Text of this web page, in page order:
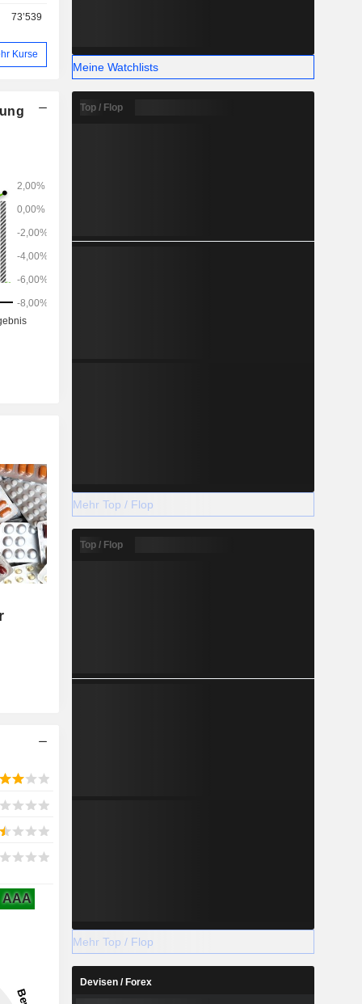
73’539
Kurse
AAA
Meine Watchlists
Top / Flop
Mehr Top / Flop
Top / Flop
Mehr Top / Flop
Devisen / Forex